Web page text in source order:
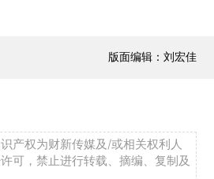
版面编辑：刘宏佳
产权为财新传媒及/或相关权利人
可，禁止进行转载、摘编、复制及